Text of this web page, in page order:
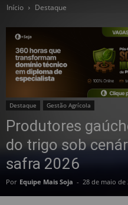
Início Destaque
Destaque Gestão Agrícola
Produtores
do trigo sob
safra 2026
Por Equipe Mais Soja - 28 de maio de